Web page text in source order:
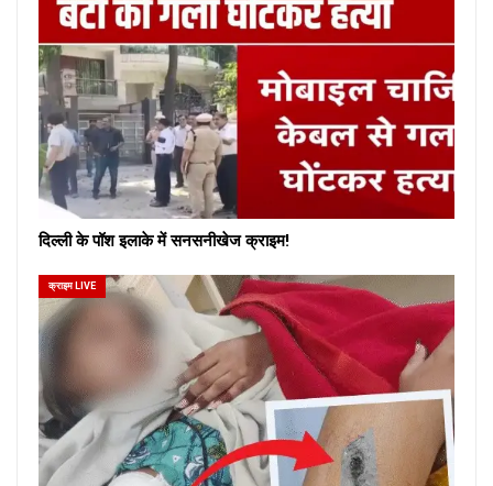
दिल्ली के पॉश इलाके में सनसनीखेज क्राइम!
क्राइम LIVE